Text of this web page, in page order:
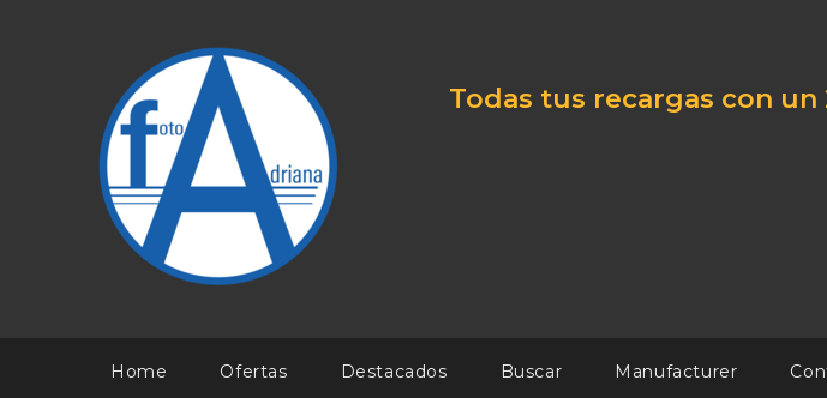
Todas tus recargas con un
Home Ofertas Destacados Buscar Manufacturer